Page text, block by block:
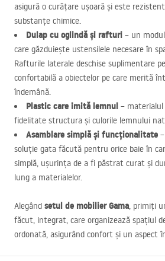
asigură o curățare ușoară și este
substanțe chimice.
Dulap cu oglindă și rafturi – un
care găzduiește ustensilele necesare în
Rafturile laterale deschise suplimentare
confortabilă a obiectelor pe care merită
îndemână.
Plastic care imită lemnul –
fidelitate structura și culorile lemnului
Asamblare simplă și funcționalitate
soluție gata făcută pentru orice baie în
simplă, ușurința de a fi păstrat curat și
lung a materialelor.
Alegând setul de mobilier Gama, primiți
făcut, integrat, care organizează spațiul
ordonată, asigurând confort și un aspect